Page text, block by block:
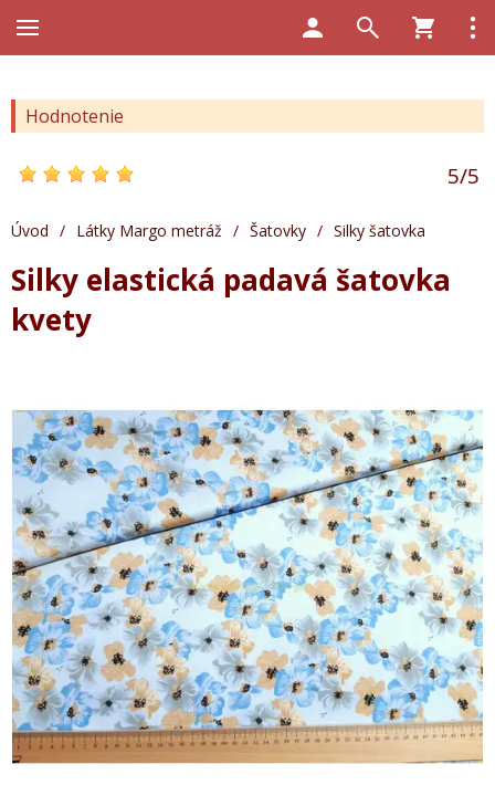
Hodnotenie
5/5
Úvod / Látky Margo metráž / Šatovky / Silky šatovka
Silky elastická padavá šatovka
kvety